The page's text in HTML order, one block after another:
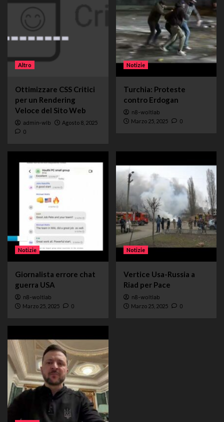
Altro
Ottimizzare CSS Critici
per un Rendering
Veloce del Sito Web
admin-wlb Agosto 8, 2025
0
Notizie
Turchia: Proteste
contro Erdogan
n8-woltlab
Marzo 25, 2025 0
Notizie
Giornalista errore chat
guerra USA
n8-woltlab
Marzo 25, 2025 0
Notizie
Vertice Usa-Russia a
Riad per Pace
n8-woltlab
Marzo 25, 2025 0